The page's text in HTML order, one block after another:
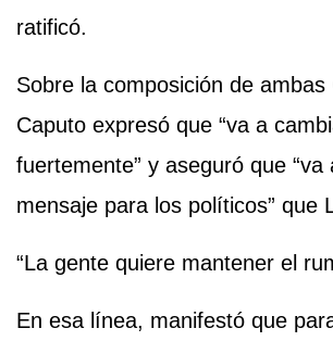
ratificó.
Sobre la composición de ambas
Caputo expresó que “va a
fuertemente” y aseguró que “va
mensaje para los políticos” que
“La gente quiere mantener el
En esa línea, manifestó que